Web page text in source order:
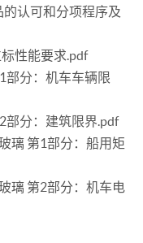
认可和分项程序及
性能要求.pdf
部分：机车车辆限
部分：建筑限界.pdf
璃 第1部分：船用矩
璃 第2部分：机车电